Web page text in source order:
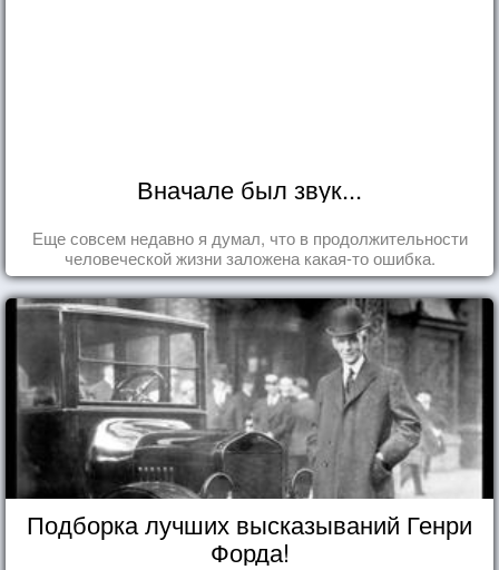
Вначале был звук...
Еще совсем недавно я думал, что в продолжительности
человеческой жизни заложена какая-то ошибка.
Подборка лучших высказываний Генри
Форда!